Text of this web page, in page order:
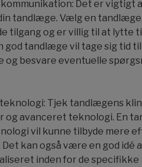
Det er vigtigt
tandlæge. Vælg en
tilgang og er villig til at lytte
god tandlæge vil tage sig tid
og besvare eventuelle
Tjek tandlægens
og avanceret teknologi. En
vil kunne tilbyde mere
kan også være en god idé
inden for de specifikke